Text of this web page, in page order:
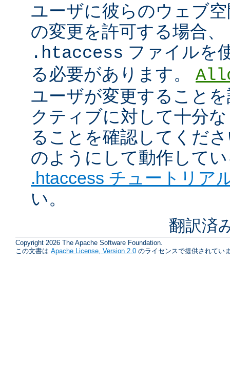
ユーザに彼らのウェブ
の変更を許可する場合
.htaccess ファイルを
る必要があります。
ユーザが変更すること
クティブに対して十分
ることを確認してくだ
のようにして動作して
.htaccess チュートリア
い。
翻訳済
Copyright 2026 The Apache Software Foundation.
この文書は Apache License, Version 2.0 のライセンスで提供されてい